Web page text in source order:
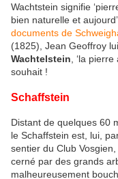
Wachtstein signifie
bien naturelle et
documents de
(1825), Jean Geoffroy
Wachtelstein , ‘la
souhait !
Schaffstein
Distant de quelques 60
le Schaffstein est, lui,
sentier du Club
cerné par des grands
malheureusement